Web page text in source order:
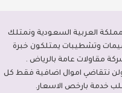
العربية السعودية ونمتلك
وتشطيبات يمتلكون خبرة
مقاولات عامة بالرياض .
ولن نتقاضي اموال اضافية فقط كل
خدمة بارخص الاسعار.